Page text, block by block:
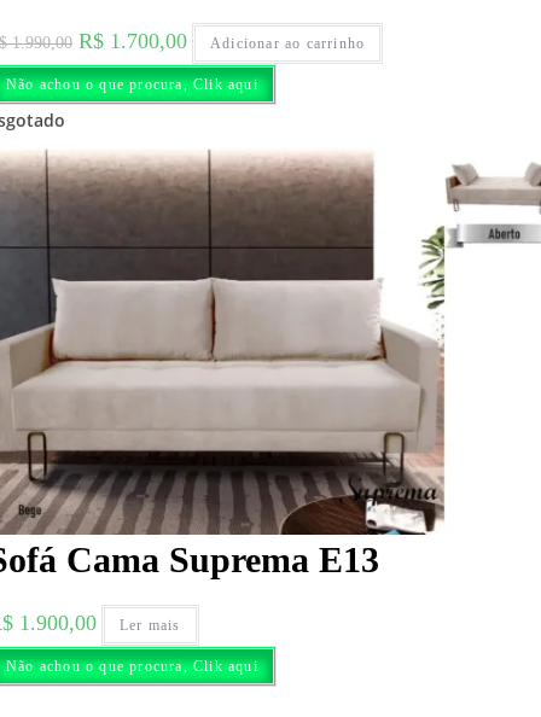
1.990,00 O
preço
original
R$ 1.990,00.
R$ 1.700,00O
preço
atual
R$ 1.700,00.
Adicionar ao carrinho
Não achou o que procura, Clik aqui
Cama Suprema E13
1.900,00 Ler mais
Não achou o que procura, Clik aqui